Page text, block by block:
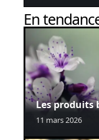
En
Les produits
11 mars 2026